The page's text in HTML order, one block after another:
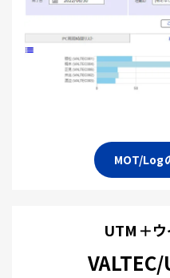
MOT/Log
UTM＋